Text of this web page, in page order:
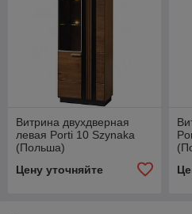
Витрина двухдверная
левая Porti 10 Szynaka
(Польша)
Цену уточняйте